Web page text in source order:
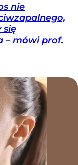
nie
się
– mówi prof.